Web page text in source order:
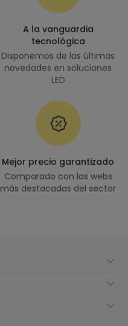
A la vanguardia
tecnológica
Disponemos de las últimas
novedades en soluciones
LED
Mejor precio garantizado
Comparado con las webs
más destacadas del sector